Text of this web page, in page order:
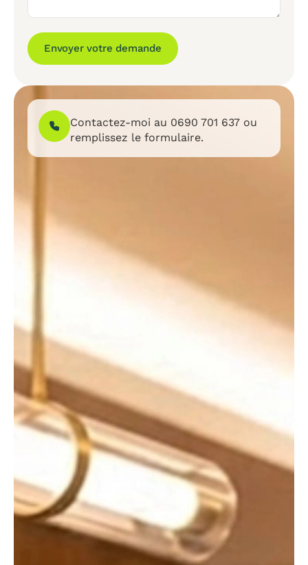
Envoyer votre demande
Contactez-moi au 0690 701 637 ou
remplissez le formulaire.